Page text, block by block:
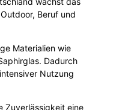
Beruf und
Materialien wie
Dadurch
Nutzung
Zuverlässigkeit eine